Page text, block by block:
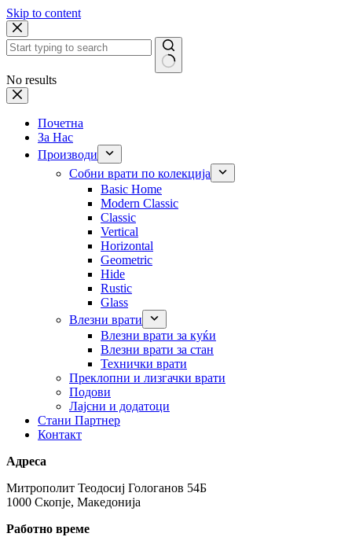
Skip to content
No results
Почетна
За Нас
Производи
Собни врати по колекција
Basic Home
Modern Classic
Classic
Vertical
Horizontal
Geometric
Hide
Rustic
Glass
Влезни врати
Влезни врати за куќи
Влезни врати за стан
Технички врати
Преклопни и лизгачки врати
Подови
Лајсни и додатоци
Стани Партнер
Контакт
Адреса
Митрополит Теодосиј Гологанов 54Б
1000 Скопје, Македонија
Работно време